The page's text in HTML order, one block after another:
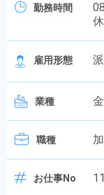
勤務時間
雇用形態
業種
職種
お仕事No